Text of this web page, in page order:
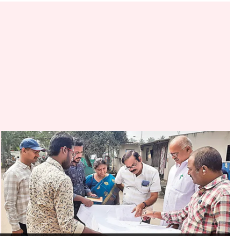
Railway: 2027 నాటికి దేశంలో అన్ని
రైల్వే గేట్ల స్థానంలో వంతెనల
నిర్మాణానికి కేంద్ర ప్రభుత్వం ప్రణాళిక
వ్రాసిన వారు Sirish Praharaju Jan 30, 2025 09:03 am
ఈ వార్తాకథనం ఏంటి